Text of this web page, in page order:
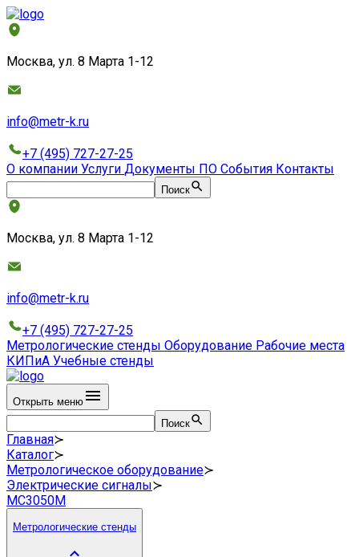
Москва, ул. 8 Марта 1-12
info@metr-k.ru
+7 (495) 727-27-25
О компании Услуги Документы ПО События Контакты
Поиск
Москва, ул. 8 Марта 1-12
info@metr-k.ru
+7 (495) 727-27-25
Метрологические стенды Оборудование Рабочие места
КИПиА Учебные стенды
Открыть меню
Поиск
Главная≻
Каталог≻
Метрологическое оборудование≻
Электрические сигналы≻
МС3050М
Метрологические стенды